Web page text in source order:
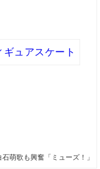
ギュアスケート
萌歌も興奮「ミューズ！」